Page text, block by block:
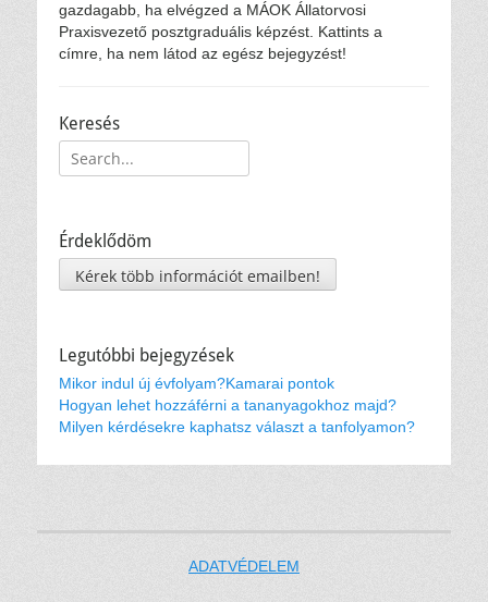
gazdagabb, ha elvégzed a MÁOK Állatorvosi
Praxisvezető posztgraduális képzést. Kattints a
címre, ha nem látod az egész bejegyzést!
Keresés
Keresés:
Érdeklődöm
Kérek több információt emailben!
Legutóbbi bejegyzések
Mikor indul új évfolyam?Kamarai pontok
Hogyan lehet hozzáférni a tananyagokhoz majd?
Milyen kérdésekre kaphatsz választ a tanfolyamon?
ADATVÉDELEM